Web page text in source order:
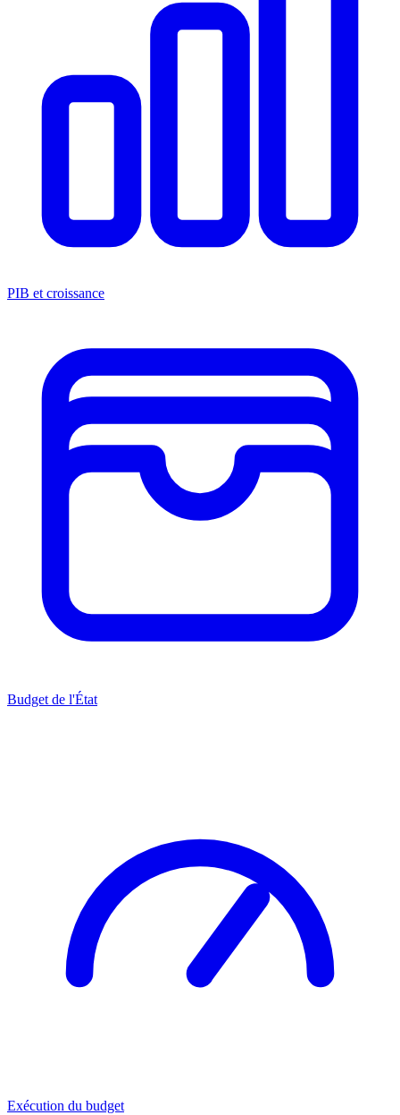
PIB et croissance
Budget de l'État
Exécution du budget